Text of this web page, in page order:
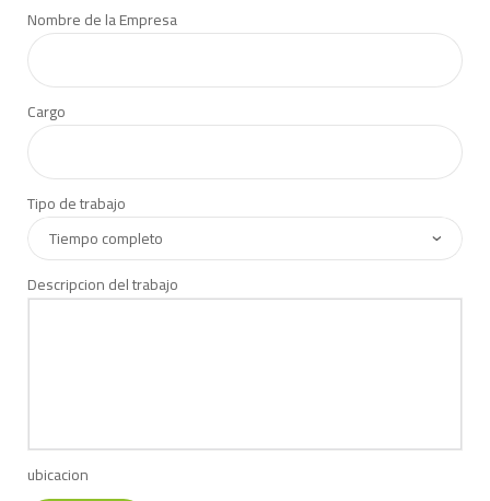
Nombre de la Empresa
Cargo
Tipo de trabajo
Descripcion del trabajo
ubicacion